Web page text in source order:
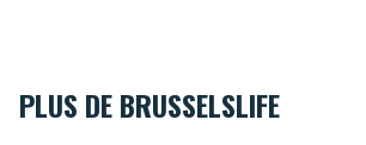
PLUS DE BRUSSELSLIFE